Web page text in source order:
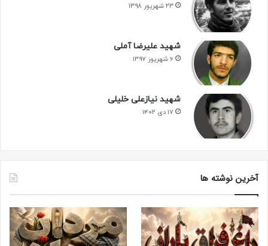
۲۳ شهریور ۱۳۹۸
شهید علیرضا آملی
۶ شهریور ۱۳۹۷
شهید نیازعلی خلیلی
۱۷ دی ۱۴۰۲
آخرین نوشته ها